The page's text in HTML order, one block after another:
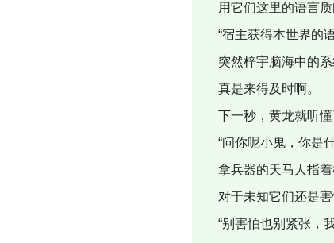
用它们这里的语言质
“宿主获得本世界的
突然梓宇脑海中的系
真是来得及时啊。
下一秒，黄龙就听懂
“问你呢小鬼，你是
拿兵器的天马人指着
对于未知它们还是害
“别害怕也别紧张，